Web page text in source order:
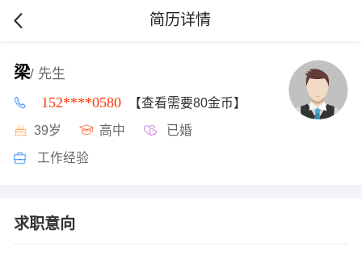
简历详情
梁/ 先生
152****0580 【查看需要80金币】
39岁 高中 已婚
工作经验
求职意向